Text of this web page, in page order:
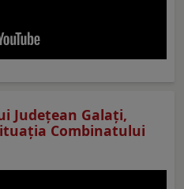
Judeţean Galaţi,
Combinatului